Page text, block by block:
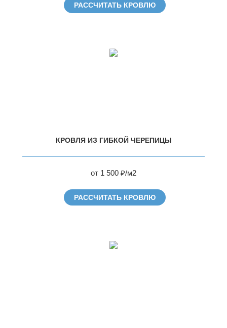
РАССЧИТАТЬ КРОВЛЮ
КРОВЛЯ ИЗ ГИБКОЙ ЧЕРЕПИЦЫ
от 1 500 ₽/м2
РАССЧИТАТЬ КРОВЛЮ